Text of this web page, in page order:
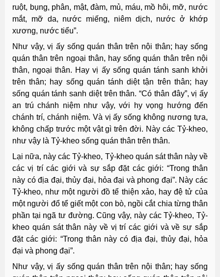
ruột, bụng, phân, mật, đàm, mủ, máu, mồ hôi, mỡ, nước
mắt, mỡ da, nước miếng, niêm dịch, nước ở khớp
xương, nước tiểu”.
Như vậy, vị ấy sống quán thân trên nội thân; hay sống
quán thân trên ngoại thân, hay sống quán thân trên nội
thân, ngoại thân. Hay vị ấy sống quán tánh sanh khởi
trên thân; hay sống quán tánh diệt tận trên thân; hay
sống quán tánh sanh diệt trên thân. “Có thân đây”, vị ấy
an trú chánh niệm như vậy, với hy vọng hướng đến
chánh trí, chánh niệm. Và vị ấy sống không nương tựa,
không chấp trước một vật gì trên đời. Này các Tỷ-kheo,
như vậy là Tỷ-kheo sống quán thân trên thân.
Lại nữa, này các Tỷ-kheo, Tỷ-kheo quán sát thân này về
các vị trí các giới và sự sắp đặt các giới: “Trong thân
này có địa đại, thủy đại, hỏa đại và phong đại”. Này các
Tỷ-kheo, như một người đồ tể thiện xảo, hay đệ tử của
một người đổ tể giết một con bò, ngồi cắt chia từng thân
phần tại ngã tư đường. Cũng vậy, này các Tỷ-kheo, Tỷ-
kheo quán sát thân này về vị trí các giới và về sự sắp
đặt các giới: “Trong thân này có địa đại, thủy đại, hỏa
đại và phong đại”.
Như vậy, vị ấy sống quán thân trên nội thân; hay sống